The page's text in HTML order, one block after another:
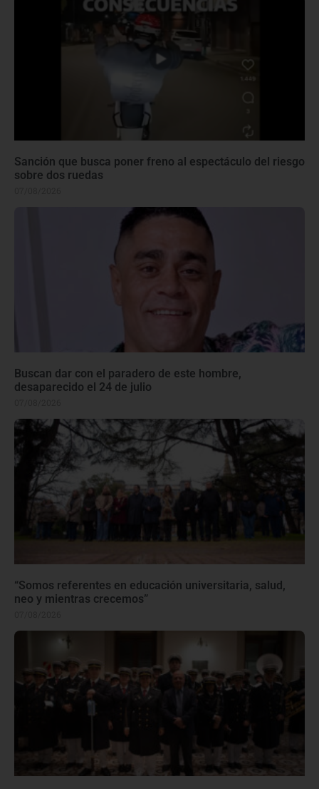
Sanción que busca poner freno al espectáculo del riesgo
sobre dos ruedas
Buscan dar con el paradero de este hombre,
desaparecido el 24 de julio
“Somos referentes en educación universitaria, salud,
neo y mientras crecemos”